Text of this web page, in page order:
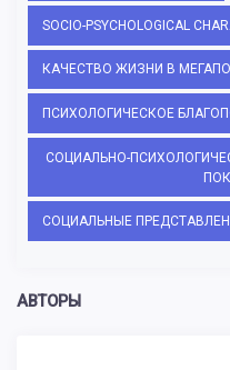
SOCIO-PSYCHOLOGICAL
КАЧЕСТВО ЖИЗНИ В
ПСИХОЛОГИЧЕСКОЕ
СОЦИАЛЬНО-
СОЦИАЛЬНЫЕ
АВТОРЫ